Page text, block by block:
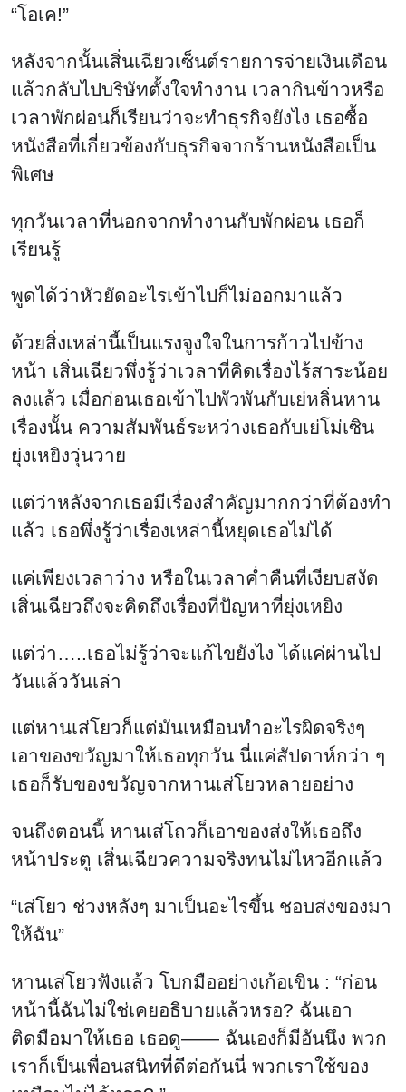
“โอเค!”
หลังจากนั้นเสิ่นเฉียวเซ็นต์รายการจ่ายเงินเดือน
แล้วกลับไปบริษัทตั้งใจทำงาน เวลากินข้าวหรือ
เวลาพักผ่อนก็เรียนว่าจะทำธุรกิจยังไง เธอซื้อ
หนังสือที่เกี่ยวข้องกับธุรกิจจากร้านหนังสือเป็น
พิเศษ
ทุกวันเวลาที่นอกจากทำงานกับพักผ่อน เธอก็
เรียนรู้
พูดได้ว่าหัวยัดอะไรเข้าไปก็ไม่ออกมาแล้ว
ด้วยสิ่งเหล่านี้เป็นแรงจูงใจในการก้าวไปข้าง
หน้า เสิ่นเฉียวพึ่งรู้ว่าเวลาที่คิดเรื่องไร้สาระน้อย
ลงแล้ว เมื่อก่อนเธอเข้าไปพัวพันกับเย่หลิ่นหาน
เรื่องนั้น ความสัมพันธ์ระหว่างเธอกับเย่โม่เซิน
ยุ่งเหยิงวุ่นวาย
แต่ว่าหลังจากเธอมีเรื่องสำคัญมากกว่าที่ต้องทำ
แล้ว เธอพึ่งรู้ว่าเรื่องเหล่านี้หยุดเธอไม่ได้